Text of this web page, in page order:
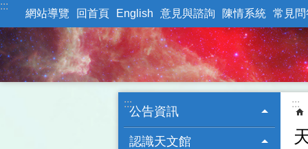
跳到主要內容區塊
:::
網站導覽 回首頁 English 意見與諮詢 陳情系統 常見問
:::
公告資訊
認識天文館
:::